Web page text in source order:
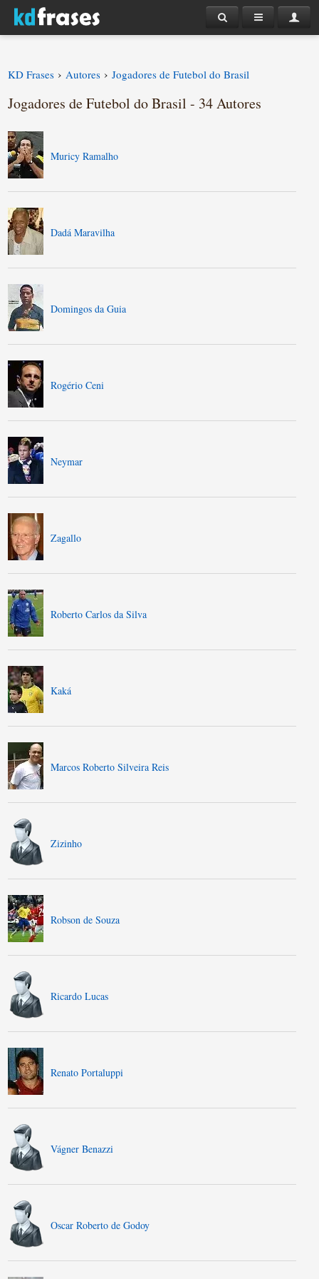
KD Frases › Autores › Jogadores de Futebol do Brasil
Jogadores de Futebol do Brasil - 34 Autores
Muricy Ramalho
Dadá Maravilha
Domingos da Guia
Rogério Ceni
Neymar
Zagallo
Roberto Carlos da Silva
Kaká
Marcos Roberto Silveira Reis
Zizinho
Robson de Souza
Ricardo Lucas
Renato Portaluppi
Vágner Benazzi
Oscar Roberto de Godoy